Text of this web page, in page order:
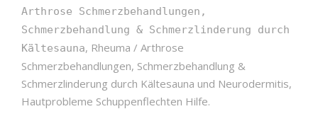
Arthrose Schmerzbehandlungen,
Schmerzbehandlung & Schmerzlinderung durch
Kältesauna, Rheuma / Arthrose
Schmerzbehandlungen, Schmerzbehandlung &
Schmerzlinderung durch Kältesauna und Neurodermitis,
Hautprobleme Schuppenflechten Hilfe.